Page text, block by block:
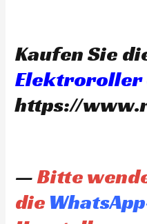
Kaufen Sie
Elektroroller
https://
—Bitte
die